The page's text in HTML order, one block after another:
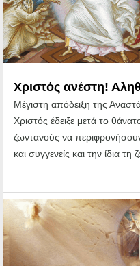
Χριστός ανέστη!
Μέγιστη απόδειξη της
Χριστός έδειξε μετά το
ζωντανούς να περιφρονήσουν
και συγγενείς και την ίδια